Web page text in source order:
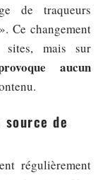
de traqueurs
Ce changement
sites, mais sur
aucun
de
régulièrement